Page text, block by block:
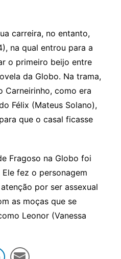
carreira, no entanto,
na qual entrou para a
o primeiro beijo entre
da Globo. Na trama,
Carneirinho, como era
Félix (Mateus Solano),
que o casal ficasse
Fragoso na Globo foi
Ele fez o personagem
por ser assexual
as moças que se
Leonor (Vanessa